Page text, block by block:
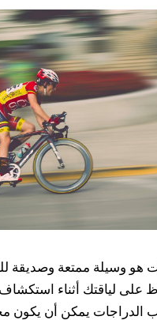
هو وسيلة ممتعة وصديقة
على لياقتك أثناء
الدراجات يمكن أن يكون